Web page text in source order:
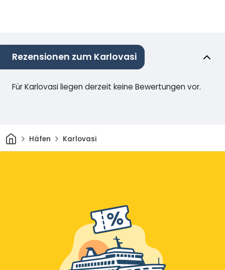
Rezensionen zum Karlovasi
Für Karlovasi liegen derzeit keine Bewertungen vor.
HeimHäfen Karlovasi